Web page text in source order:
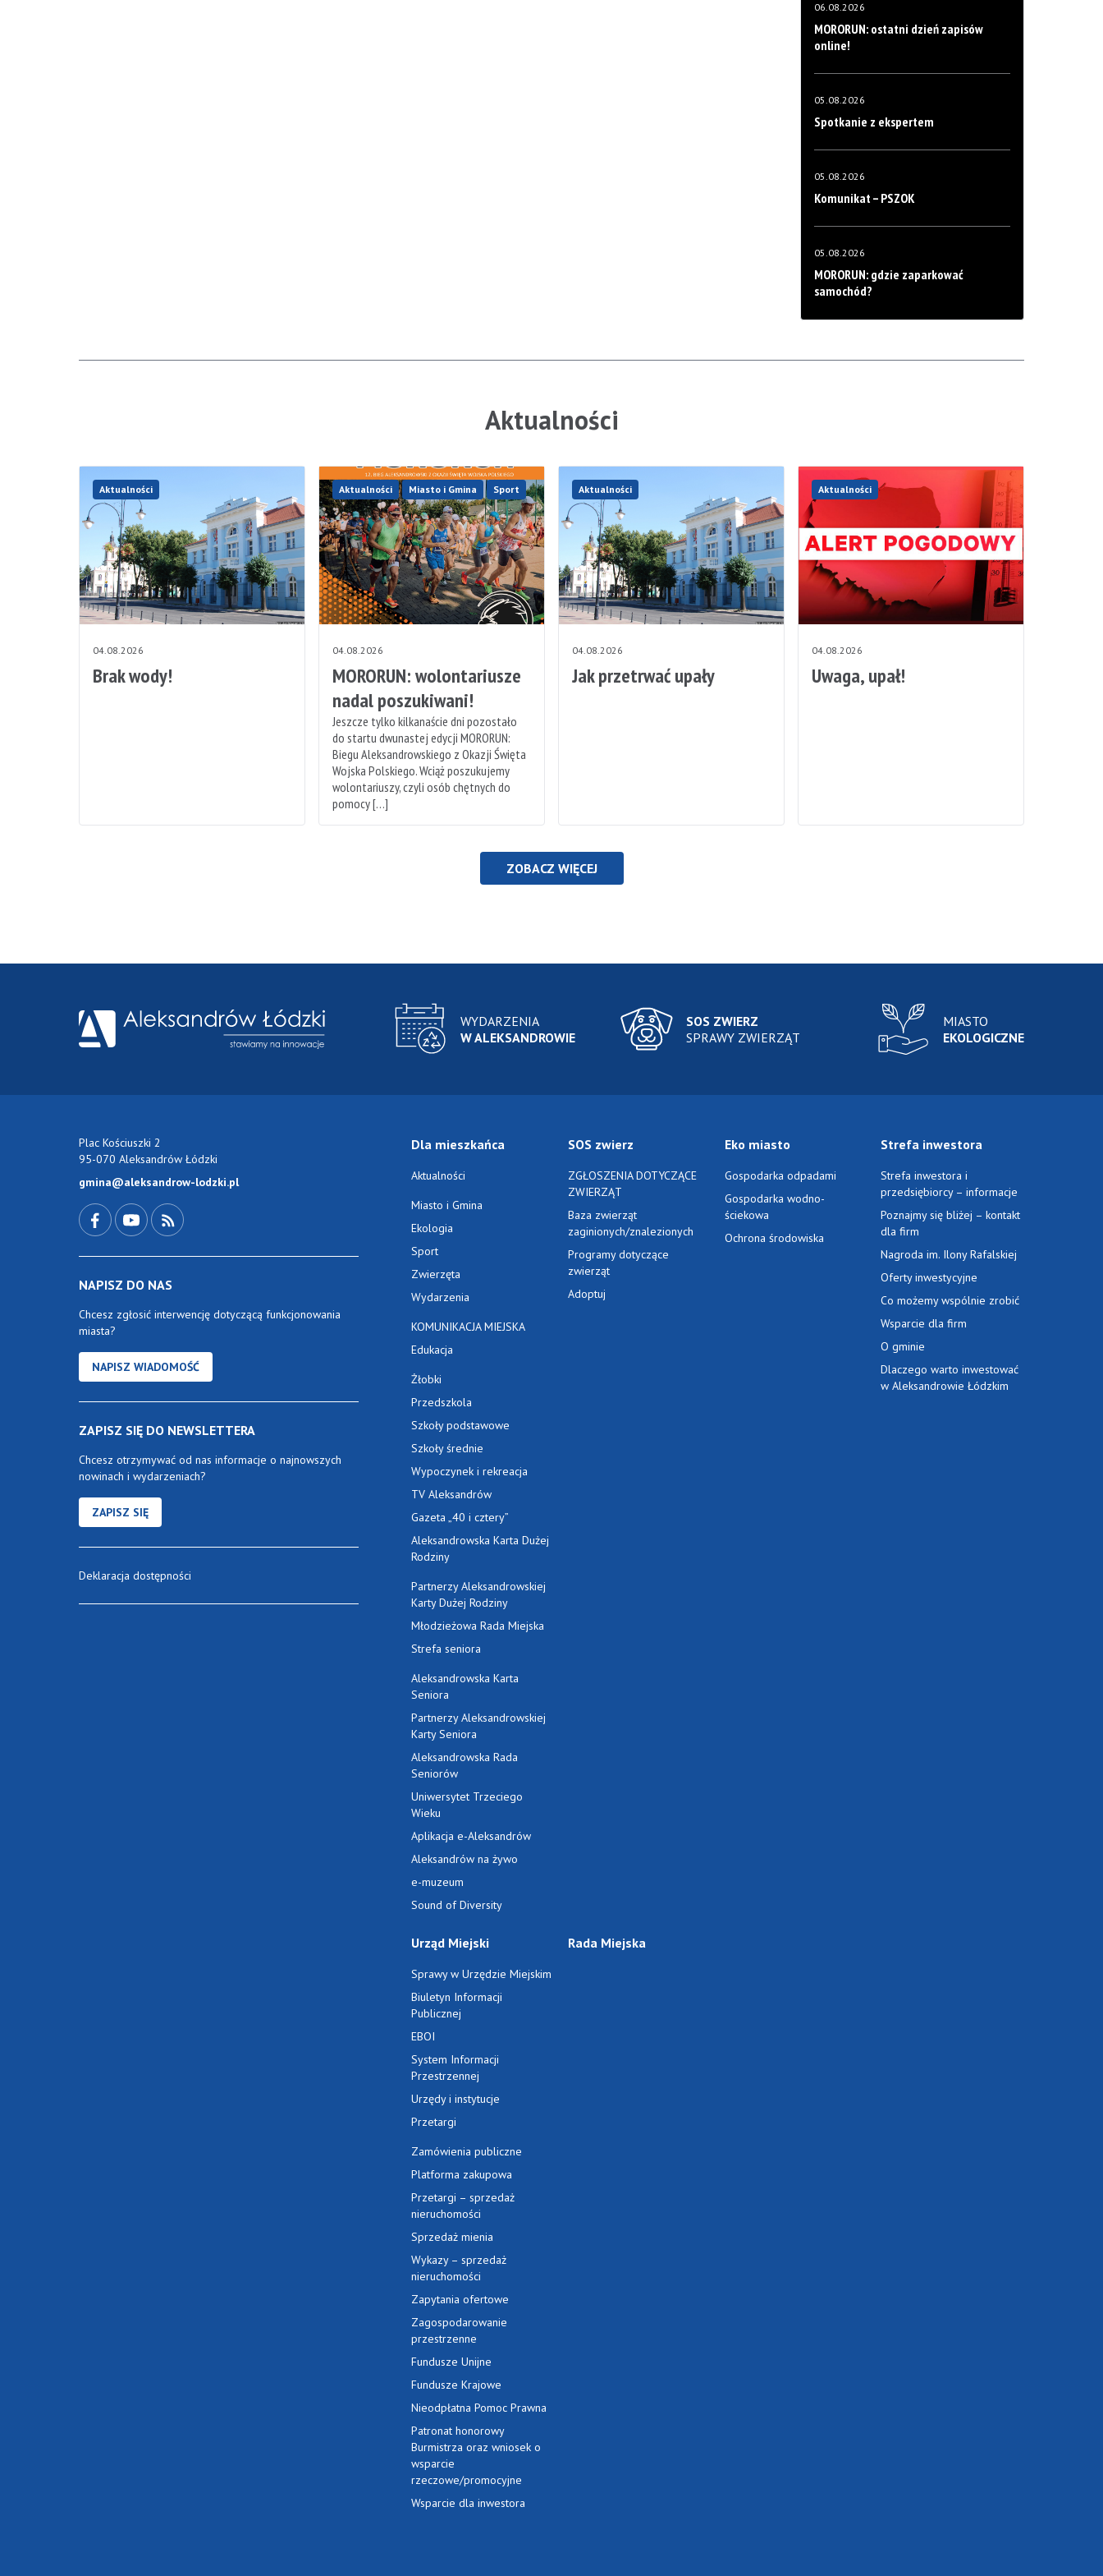
06.08.2026
MORORUN: ostatni dzień zapisów
online!
05.08.2026
Spotkanie z ekspertem
05.08.2026
Komunikat – PSZOK
05.08.2026
MORORUN: gdzie zaparkować
samochód?
Aktualności
Aktualności
04.08.2026
Brak wody!
Aktualności Miasto i Gmina Sport
04.08.2026
MORORUN: wolontariusze
nadal poszukiwani!
Jeszcze tylko kilkanaście dni pozostało
do startu dwunastej edycji MORORUN:
Biegu Aleksandrowskiego z Okazji Święta
Wojska Polskiego. Wciąż poszukujemy
wolontariuszy, czyli osób chętnych do
pomocy […]
Aktualności
04.08.2026
Jak przetrwać upały
Aktualności
04.08.2026
Uwaga, upał!
ZOBACZ WIĘCEJ
WYDARZENIA
W ALEKSANDROWIE
SOS ZWIERZ
SPRAWY ZWIERZĄT
MIASTO
EKOLOGICZNE
Plac Kościuszki 2
95-070 Aleksandrów Łódzki
gmina@aleksandrow-lodzki.pl
NAPISZ DO NAS
Chcesz zgłosić interwencję dotyczącą funkcjonowania
miasta?
NAPISZ WIADOMOŚĆ
ZAPISZ SIĘ DO NEWSLETTERA
Chcesz otrzymywać od nas informacje o najnowszych
nowinach i wydarzeniach?
ZAPISZ SIĘ
Deklaracja dostępności
Dla mieszkańca
Aktualności
Miasto i Gmina
Ekologia
Sport
Zwierzęta
Wydarzenia
KOMUNIKACJA MIEJSKA
Edukacja
Żłobki
Przedszkola
Szkoły podstawowe
Szkoły średnie
Wypoczynek i rekreacja
TV Aleksandrów
Gazeta „40 i cztery”
Aleksandrowska Karta Dużej
Rodziny
Partnerzy Aleksandrowskiej
Karty Dużej Rodziny
Młodzieżowa Rada Miejska
Strefa seniora
Aleksandrowska Karta
Seniora
Partnerzy Aleksandrowskiej
Karty Seniora
Aleksandrowska Rada
Seniorów
Uniwersytet Trzeciego
Wieku
Aplikacja e-Aleksandrów
Aleksandrów na żywo
e-muzeum
Sound of Diversity
SOS zwierz
ZGŁOSZENIA DOTYCZĄCE
ZWIERZĄT
Baza zwierząt
zaginionych/znalezionych
Programy dotyczące
zwierząt
Adoptuj
Eko miasto
Gospodarka odpadami
Gospodarka wodno-
ściekowa
Ochrona środowiska
Strefa inwestora
Strefa inwestora i
przedsiębiorcy – informacje
Poznajmy się bliżej – kontakt
dla firm
Nagroda im. Ilony Rafalskiej
Oferty inwestycyjne
Co możemy wspólnie zrobić
Wsparcie dla firm
O gminie
Dlaczego warto inwestować
w Aleksandrowie Łódzkim
Urząd Miejski
Sprawy w Urzędzie Miejskim
Biuletyn Informacji
Publicznej
EBOI
System Informacji
Przestrzennej
Urzędy i instytucje
Przetargi
Zamówienia publiczne
Platforma zakupowa
Przetargi – sprzedaż
nieruchomości
Sprzedaż mienia
Wykazy – sprzedaż
nieruchomości
Zapytania ofertowe
Zagospodarowanie
przestrzenne
Fundusze Unijne
Fundusze Krajowe
Nieodpłatna Pomoc Prawna
Patronat honorowy
Burmistrza oraz wniosek o
wsparcie
rzeczowe/promocyjne
Wsparcie dla inwestora
Rada Miejska